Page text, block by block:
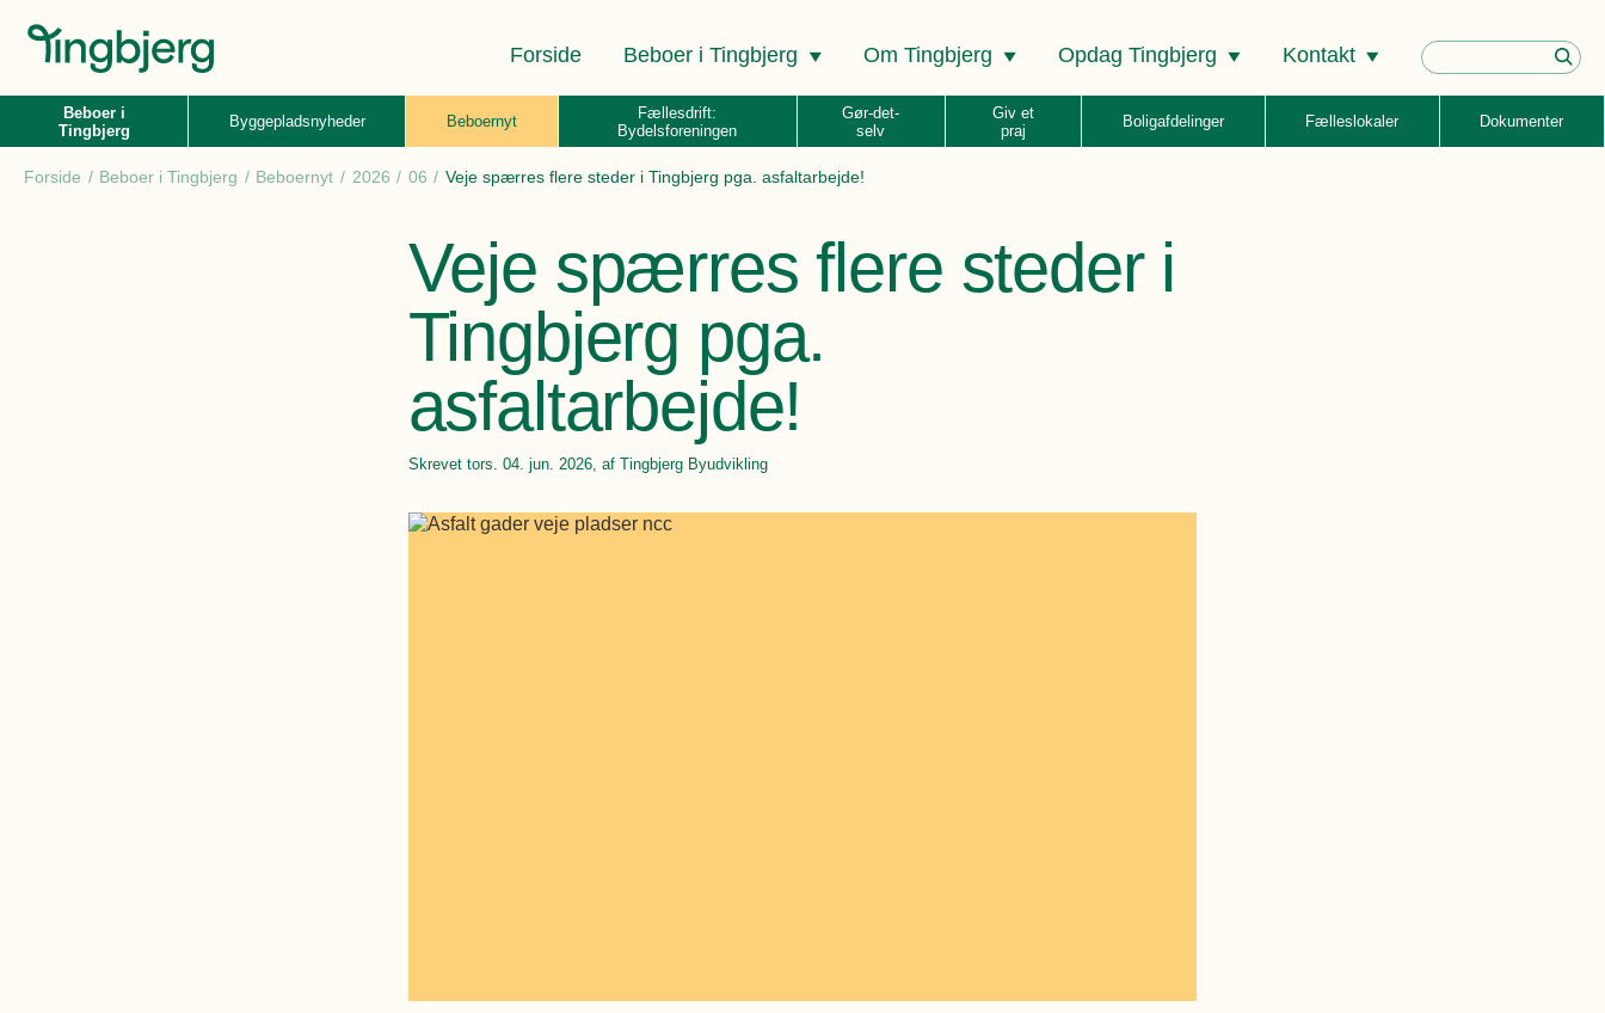
Forside Beboer i Tingbjerg Om Tingbjerg Opdag Tingbjerg Kontakt
Beboer i
Tingbjerg
Byggepladsnyheder Beboernyt
Fællesdrift:
Bydelsforeningen
Gør-det-
selv
Giv et
praj
Boligafdelinger Fælleslokaler Dokumenter
Forside Beboer i Tingbjerg Beboernyt 2026 06 Veje spærres flere steder i Tingbjerg pga. asfaltarbejde!
Veje spærres flere steder i
Tingbjerg pga.
asfaltarbejde!
Skrevet tors. 04. jun. 2026, af Tingbjerg Byudvikling